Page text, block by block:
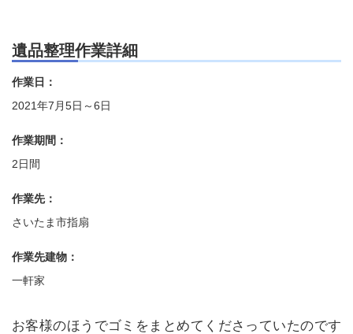
遺品整理作業詳細
作業日：
2021年7月5日～6日
作業期間：
2日間
作業先：
さいたま市指扇
作業先建物：
一軒家
お客様のほうでゴミをまとめてくださっていたのです